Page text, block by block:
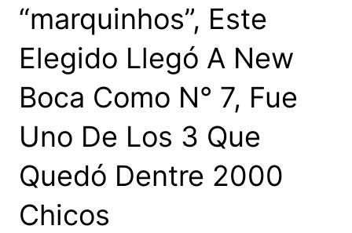
“marquinhos”, Este
Elegido Llegó A New
Boca Como N° 7, Fue
Uno De Los 3 Que
Quedó Dentre 2000
Chicos